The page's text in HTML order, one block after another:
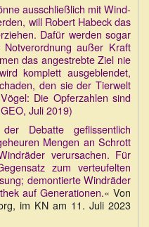
ausschließlich mit Wind-
will Robert Habeck das
Dafür werden sogar
außer Kraft
das angestrebte Ziel nie
komplett ausgeblendet,
den sie der Tierwelt
Die Opferzahlen sind
Juli 2019)
Debatte geflissentlich
Mengen an Schrott
verursachen. Für
zum verteufelten
demontierte Windräder
auf Generationen.« Von
im KN am 11. Juli 2023